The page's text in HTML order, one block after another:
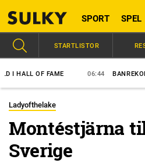
SPORT SPEL
OF FAME 06:44 BANREKORD
STARTLISTOR
Ladyofthelake
Montéstjärna
Sverige